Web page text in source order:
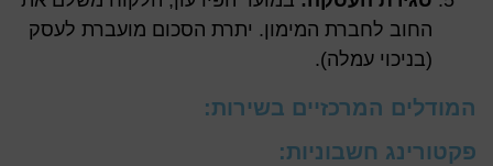
החוב לחברת המימון. יתרת הסכום מועברת לעסק
(בניכוי עמלה).
המודלים המרכזיים בשירות:
פקטורינג חשבוניות: